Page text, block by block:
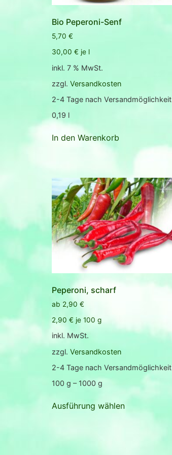
Bio Peperoni-Senf
5,70 €
30,00 € je l
inkl. 7 % MwSt.
zzgl. Versandkosten
2-4 Tage nach Versandmöglichkeit
0,19 l
In den Warenkorb
Peperoni, scharf
ab 2,90 €
2,90 € je 100 g
inkl. MwSt.
zzgl. Versandkosten
2-4 Tage nach Versandmöglichkeit
100 g – 1000 g
Ausführung wählen